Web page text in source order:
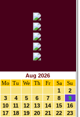
Aug 2026
Mo
Tu We Th Fr Sa
Su
1
2
3
4 5 6 7 8
9
10
11 12 13 14 15
16
17
18 19 20 21 22
23